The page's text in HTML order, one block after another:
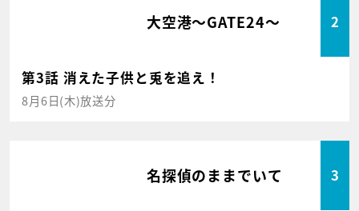
大空港～GATE24～ 2
第3話 消えた子供と兎を追え！
8月6日(木)放送分
名探偵のままでいて 3